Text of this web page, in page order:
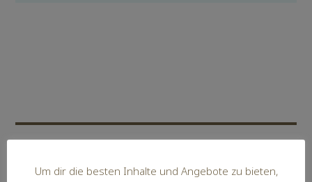
Um dir die besten Inhalte und Angebote zu bieten,